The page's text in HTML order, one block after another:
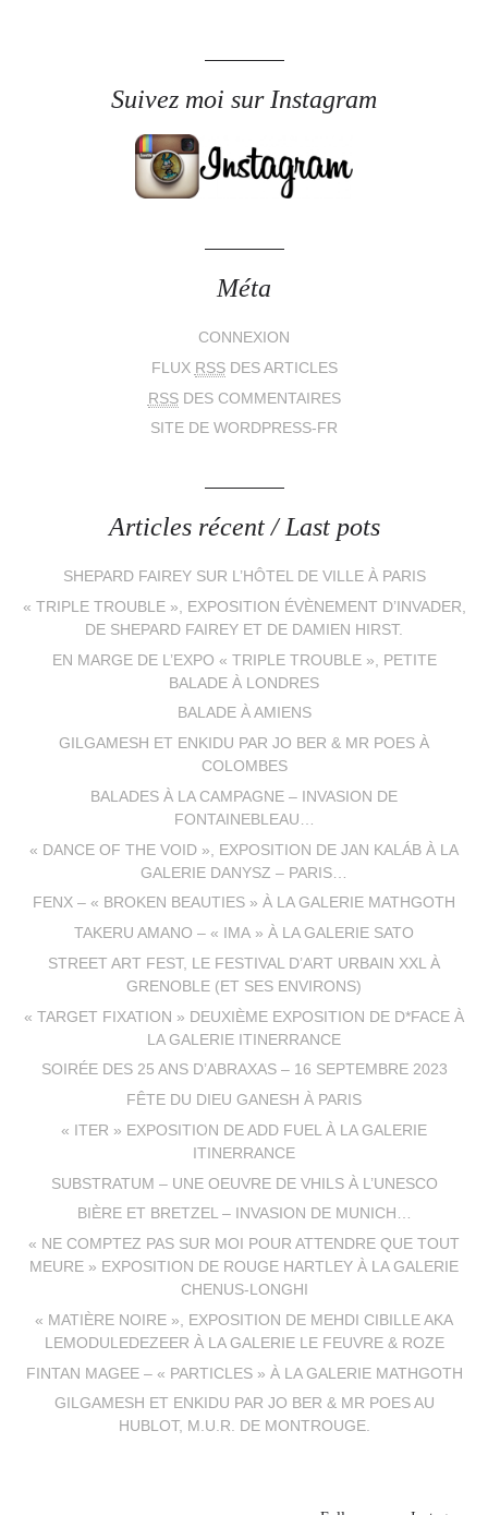
Suivez moi sur Instagram
Méta
CONNEXION
FLUX RSSDES ARTICLES
RSSDES COMMENTAIRES
SITE DE WORDPRESS-FR
Articles récent / Last pots
SHEPARD FAIREY SUR L’HÔTEL DE VILLE À PARIS
« TRIPLE TROUBLE », EXPOSITION ÉVÈNEMENT D’INVADER,
DE SHEPARD FAIREY ET DE DAMIEN HIRST.
EN MARGE DE L’EXPO « TRIPLE TROUBLE », PETITE
BALADE À LONDRES
BALADE À AMIENS
GILGAMESH ET ENKIDU PAR JO BER & MR POES À
COLOMBES
BALADES À LA CAMPAGNE – INVASION DE
FONTAINEBLEAU…
« DANCE OF THE VOID », EXPOSITION DE JAN KALÁB À LA
GALERIE DANYSZ – PARIS…
FENX – « BROKEN BEAUTIES » À LA GALERIE MATHGOTH
TAKERU AMANO – « IMA » À LA GALERIE SATO
STREET ART FEST, LE FESTIVAL D’ART URBAIN XXL À
GRENOBLE (ET SES ENVIRONS)
« TARGET FIXATION » DEUXIÈME EXPOSITION DE D*FACE À
LA GALERIE ITINERRANCE
SOIRÉE DES 25 ANS D’ABRAXAS – 16 SEPTEMBRE 2023
FÊTE DU DIEU GANESH À PARIS
« ITER » EXPOSITION DE ADD FUEL À LA GALERIE
ITINERRANCE
SUBSTRATUM – UNE OEUVRE DE VHILS À L’UNESCO
BIÈRE ET BRETZEL – INVASION DE MUNICH…
« NE COMPTEZ PAS SUR MOI POUR ATTENDRE QUE TOUT
MEURE » EXPOSITION DE ROUGE HARTLEY À LA GALERIE
CHENUS-LONGHI
« MATIÈRE NOIRE », EXPOSITION DE MEHDI CIBILLE AKA
LEMODULEDEZEER À LA GALERIE LE FEUVRE & ROZE
FINTAN MAGEE – « PARTICLES » À LA GALERIE MATHGOTH
GILGAMESH ET ENKIDU PAR JO BER & MR POES AU
HUBLOT, M.U.R. DE MONTROUGE.